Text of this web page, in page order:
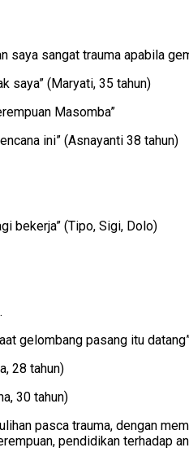
saya sangat trauma apabila
saya” (Maryati, 35 tahun)
Masomba”
ini” (Asnayanti 38 tahun)
bekerja” (Tipo, Sigi, Dolo)
gelombang pasang itu
28 tahun)
30 tahun)
pasca trauma, dengan
pendidikan terhadap